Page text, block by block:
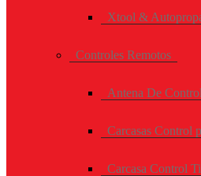
Xtool &
Controles Remotos
Antena De Control
Carcasas Control
Carcasa Control